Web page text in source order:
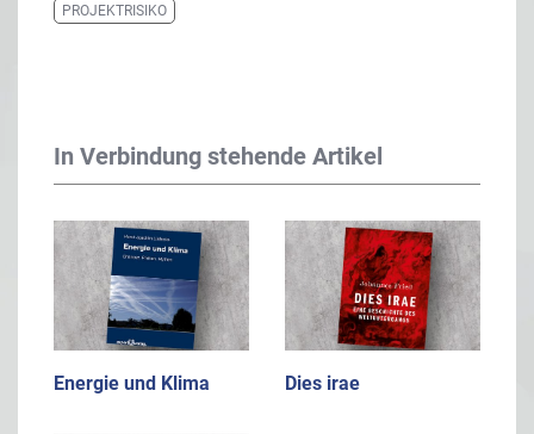
PROJEKTRISIKO
In Verbindung stehende Artikel
Energie und Klima Dies irae